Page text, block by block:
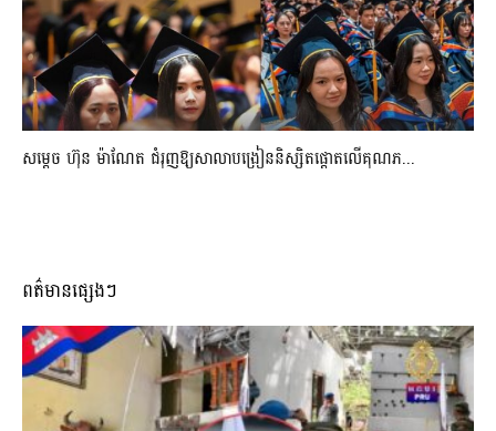
សម្តេច ហ៊ុន ម៉ាណែត ជំរុញឱ្យសាលាបង្រៀននិស្សិតផ្តោតលើគុណភ...
ពត៌មានផ្សេងៗ